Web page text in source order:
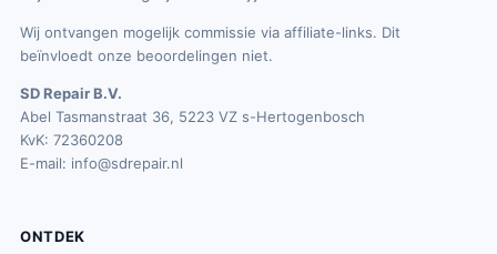
Wij ontvangen mogelijk commissie via affiliate-links. Dit
beïnvloedt onze beoordelingen niet.
SD Repair B.V.
Abel Tasmanstraat 36, 5223 VZ s-Hertogenbosch
KvK: 72360208
E-mail: info@sdrepair.nl
ONTDEK